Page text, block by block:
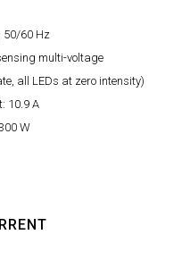
50/60 Hz
multi-voltage
all LEDs at zero intensity)
10.9 A
W